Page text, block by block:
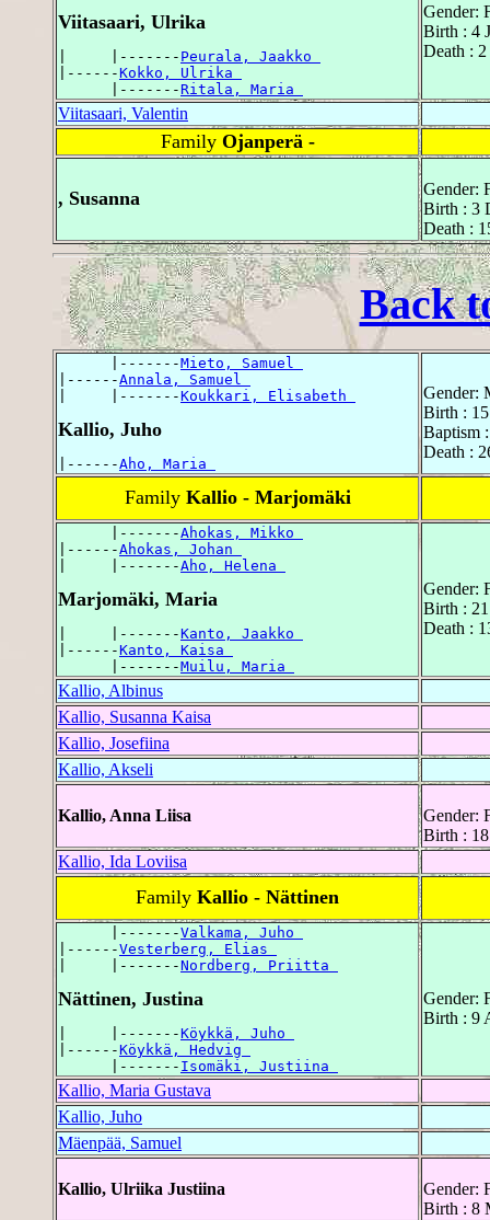
Viitasaari, Ulrika
|     |------- Peurala, Jaakko
|------Kokko, Ulrika
      |-------
Ritala, Maria
Gender:
Birth : 4
Death :
Viitasaari, Valentin
Family Ojanperä -
, Susanna
Gender:
Birth : 3
Death :
Back
      |-------
Mieto, Samuel
|------Annala, Samuel
|     |-------Koukkari, Elisabeth
Kallio, Juho
|------Aho, Maria
Gender:
Birth :
Baptism
Death :
Family Kallio - Marjomäki
      |-------
Ahokas, Mikko
|------Ahokas, Johan
|     |-------Aho, Helena
Marjomäki, Maria
|     |-------Kanto, Jaakko
|------Kanto, Kaisa
      |-------
Muilu, Maria
Gender:
Birth : 21
Death :
Kallio, Albinus
Kallio, Susanna Kaisa
Kallio, Josefiina
Kallio, Akseli
Kallio, Anna Liisa
Gender:
Birth :
Kallio, Ida Loviisa
Family Kallio - Nättinen
      |-------
Valkama, Juho
|------Vesterberg, Elias
|     |-------Nordberg, Priitta
Nättinen, Justina
|     |-------Köykkä, Juho
|------Köykkä, Hedvig
      |-------
Isomäki, Justiina
Gender:
Birth : 9
Kallio, Maria Gustava
Kallio, Juho
Mäenpää, Samuel
Kallio, Ulriika Justiina
Gender:
Birth : 8